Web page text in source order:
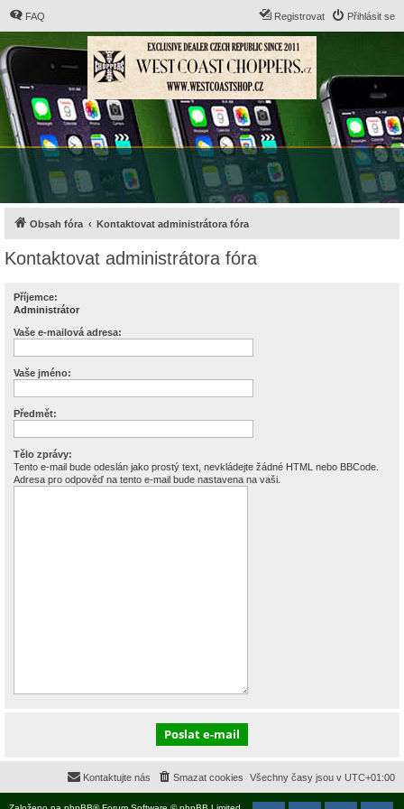
FAQ Přihlásit se
Registrovat
Obsah fóra Kontaktovat administrátora fóra
Kontaktovat administrátora fóra
Příjemce:
Administrátor
Vaše e-mailová adresa:
Vaše jméno:
Předmět:
Tělo zprávy:
Tento e-mail bude odeslán jako prostý text, nevkládejte žádné HTML nebo BBCode.
Adresa pro odpověď na tento e-mail bude nastavena na vaši.
Všechny časy jsou v UTC+01:00
Smazat cookies
Kontaktujte nás